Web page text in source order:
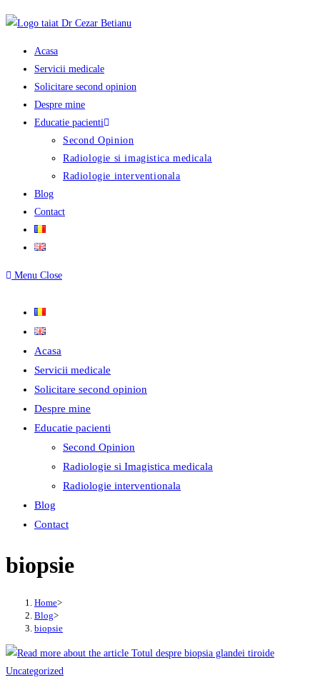
Skip
content Acasa
Servicii medicale
Solicitare second opinion
Despre mine
Educatie pacienti
Second Opinion
Radiologie si imagistica medicala
Radiologie interventionala
Blog
Contact
Menu Close
Acasa
Servicii medicale
Solicitare second opinion
Despre mine
Educatie pacienti
Second Opinion
Radiologie si Imagistica medicala
Radiologie interventionala
Blog
Contact
biopsie
Home>
Blog>
biopsie
Uncategorized